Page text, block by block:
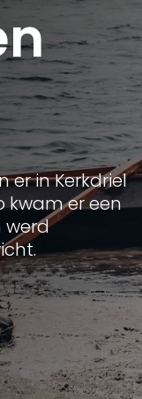
er in Kerkdriel
kwam er een
werd